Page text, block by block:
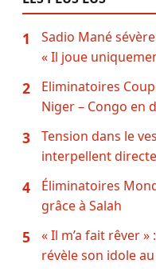
1
Sadio Mané
« Il joue
2
Eliminatoires
Niger – Congo en
3
Tension dans le
interpellent
4
Éliminatoires
grâce à Salah
5
« Il m’a fait rêver
révèle son idole